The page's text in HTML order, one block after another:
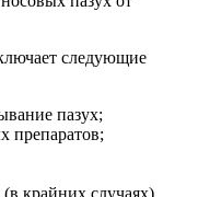
следующие
пазух;
препаратов;
крайних случаях).